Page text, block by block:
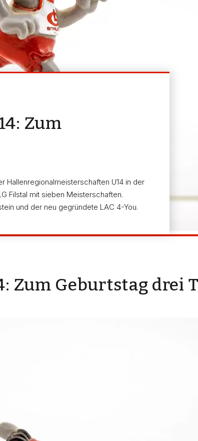
Zum
Hallenregionalmeisterschaften U14 in der
Filstal mit sieben Meisterschaften.
und der neu gegründete LAC 4-You.
Zum Geburtstag drei
(LG Filstal) selbst. Der Vierkampf-
Schnellster wie über 50 m Hürden in